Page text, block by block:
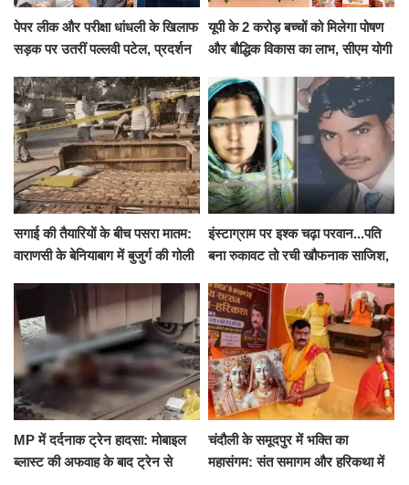
पेपर लीक और परीक्षा धांधली के खिलाफ
सड़क पर उतरीं पल्लवी पटेल, प्रदर्शन
यूपी के 2 करोड़ बच्चों को मिलेगा पोषण
और बौद्धिक विकास का लाभ, सीएम योगी
सगाई की तैयारियों के बीच पसरा मातम:
वाराणसी के बेनियाबाग में बुजुर्ग की गोली
इंस्टाग्राम पर इश्क चढ़ा परवान...पति
बना रुकावट तो रची खौफनाक साजिश,
के घाट
MP में दर्दनाक ट्रेन हादसा: मोबाइल
ब्लास्ट की अफवाह के बाद ट्रेन से
चंदौली के समूदपुर में भक्ति का
महासंगम: संत समागम और हरिकथा में